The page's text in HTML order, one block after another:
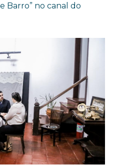
Barro” no canal do